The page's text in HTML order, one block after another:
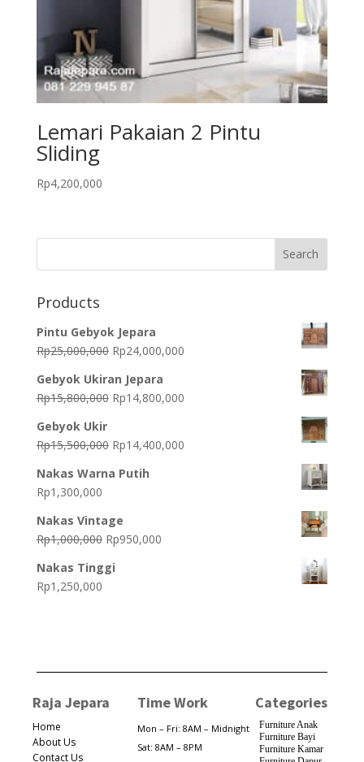
Lemari Pakaian 2 Pintu
Sliding
Rp4,200,000
Products
Pintu Gebyok Jepara
Rp25,000,000 Original
was:
Rp25,000,000.
Rp24,000,000Current
Rp24,000,000.
Gebyok Ukiran Jepara
Rp15,800,000 Original
Rp15,800,000.
Rp14,800,000Current
Rp14,800,000.
Gebyok Ukir
Rp15,500,000 Original
was:
Rp14,400,000Current
Nakas Warna Putih
Rp1,300,000
Nakas Vintage
Rp1,000,000 Original
was:
Rp950,000Current
Nakas Tinggi
Rp1,250,000
Raja Jepara
Home
About Us
Contact Us
Time Work
Mon – Fri: 8AM – Midnight
Sat: 8AM – 8PM
Categories
Furniture Anak
Furniture Bayi
Furniture Kamar